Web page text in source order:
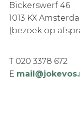
Bickerswerf 46
1013 KX
(bezoek op
T 020 3378 672
E